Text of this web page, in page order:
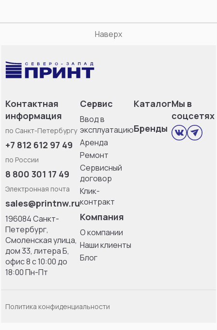
Наверх
Контактная
информация
по Санкт-Петербургу
+7 812 612 97 49
по России
8 800 301 17 49
Электронная почта
sales@printnw.ru
196084 Санкт-
Петербург,
Смоленская улица,
дом 33, литерa Б,
офис 8 с 10:00 до
18:00 Пн-Пт
Сервис
Ввод в
эксплуатацию
Аренда
Ремонт
Сервисный
договор
Клик-
контракт
Компания
О компании
Наши клиенты
Блог
Каталог
Бренды
Мы в
соцсетях
Политика конфиденциальности